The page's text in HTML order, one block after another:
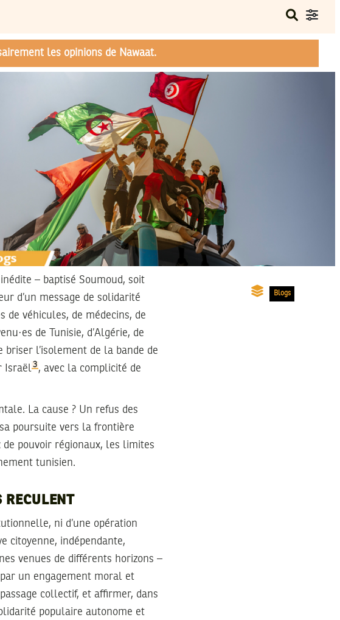
les opinions de Nawaat.
Blogs
d’un message de solidarité
de véhicules, de médecins, de
de Tunisie, d’Algérie, de
briser l’isolement de la bande de
Israël3 , avec la complicité de
La cause ? Un refus des
poursuite vers la frontière
pouvoir régionaux, les limites
tunisien.
RECULENT
ni d’une opération
citoyenne, indépendante,
venues de différents horizons –
un engagement moral et
collectif, et affirmer, dans
populaire autonome et